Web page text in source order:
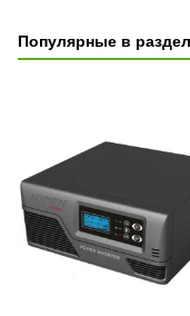
Популярные в